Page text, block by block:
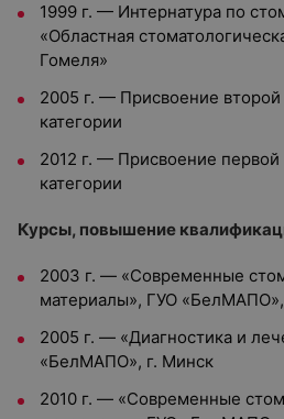
1999 г. — Интернатура по
«Областная
Гомеля»
2005 г. — Присвоение
категории
2012 г. — Присвоение
категории
Курсы, повышение
2003 г. — «Современные
материалы», ГУО
2005 г. — «Диагностика и
«БелМАПО», г. Минск
2010 г. — «Современные